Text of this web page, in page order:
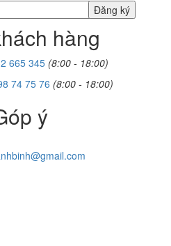
hàng
665 345 (8:00 - 18:00)
74 75 76 (8:00 - 18:00)
ý